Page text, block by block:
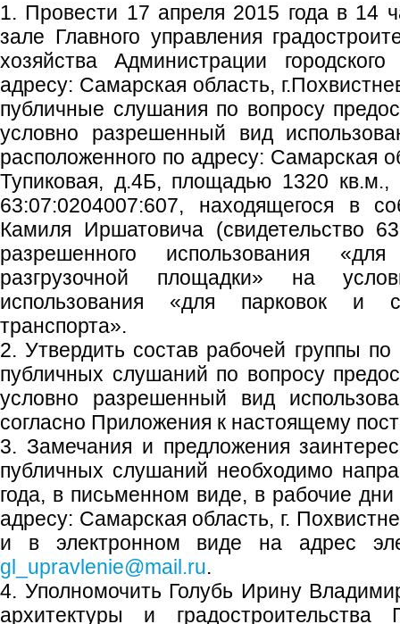
1. Провести 17 апреля 2015 года в 14
зале Главного управления
хозяйства Администрации
адресу: Самарская область,
публичные слушания по вопросу
условно разрешенный вид
расположенного по адресу: Самарская
Тупиковая, д.4Б, площадью 1320
63:07:0204007:607, находящегося в
Камиля Иршатовича
разрешенного использования
разгрузочной площадки» на
использования «для парковок и
транспорта».
2. Утвердить состав рабочей группы по
публичных слушаний по вопросу
условно разрешенный вид
согласно Приложения к настоящему
3. Замечания и предложения
публичных слушаний необходимо
года, в письменном виде, в рабочие
адресу: Самарская область, г.
и в электронном виде на адрес
gl_upravlenie@mail.ru.
4. Уполномочить Голубь Ирину
архитектуры и